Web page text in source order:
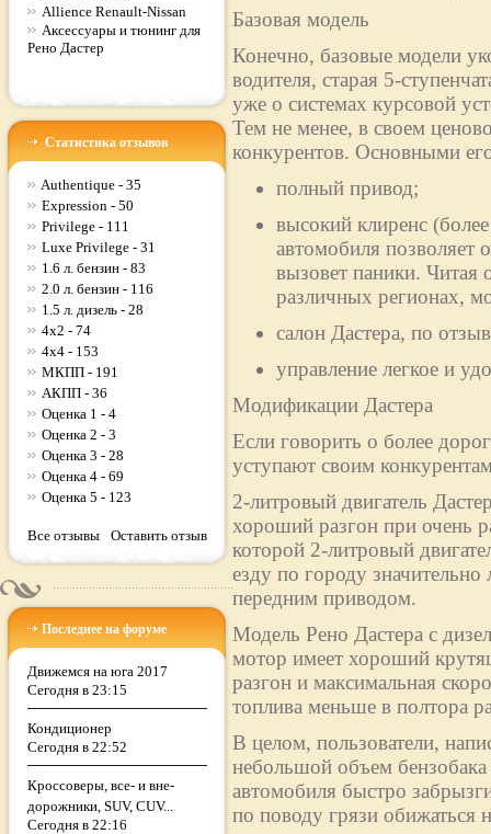
Allience Renault-Nissan
Аксессуары и тюнинг для
Рено Дастер
Статистика отзывов
Authentique - 35
Expression - 50
Privilege - 111
Luxe Privilege - 31
1.6 л. бензин - 83
2.0 л. бензин - 116
1.5 л. дизель - 28
4x2 - 74
4x4 - 153
МКПП - 191
АКПП - 36
Оценка 1 - 4
Оценка 2 - 3
Оценка 3 - 28
Оценка 4 - 69
Оценка 5 - 123
Все отзывы Оставить отзыв
Последнее на форуме
Движемся на юга 2017
Сегодня в 23:15
Кондиционер
Сегодня в 22:52
Кроссоверы, все- и вне-
дорожники, SUV, CUV...
Сегодня в 22:16
Базовая модель
Конечно, базовые модели
водителя, старая 5-
уже о системах курсовой
Тем не менее, в своем
конкурентов. Основными
полный привод;
высокий клиренс
автомобиля позволяет
вызовет паники. Читая
различных регионах,
салон Дастера, по
управление легкое и
Модификации Дастера
Если говорить о более
уступают своим
2-литровый двигатель
хороший разгон при очень
которой 2-литровый
езду по городу
передним приводом.
Модель Рено Дастера с
мотор имеет хороший
разгон и максимальная
топлива меньше в полтора
В целом, пользователи,
небольшой объем бензобака
автомобиля быстро
по поводу грязи обижаться